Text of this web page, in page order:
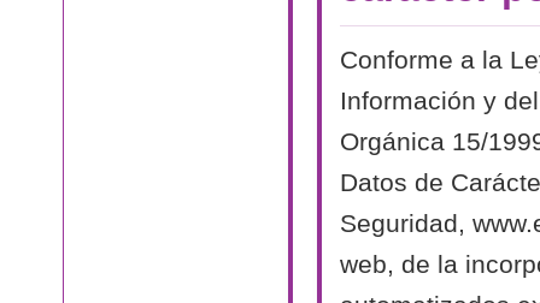
Conforme a la
Información y
Orgánica 15/
Datos de
Seguridad,
web, de la